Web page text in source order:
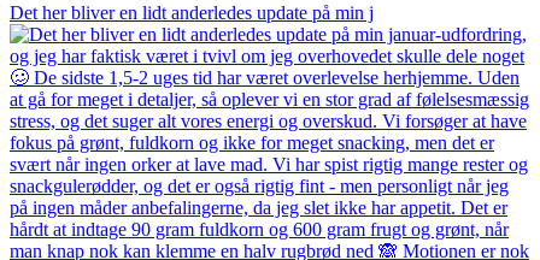
Det her bliver en lidt anderledes update på min j